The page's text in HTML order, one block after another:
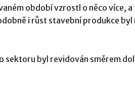
období vzrostl o něco více,
i růst stavební produkce byl
sektoru byl revidován směrem